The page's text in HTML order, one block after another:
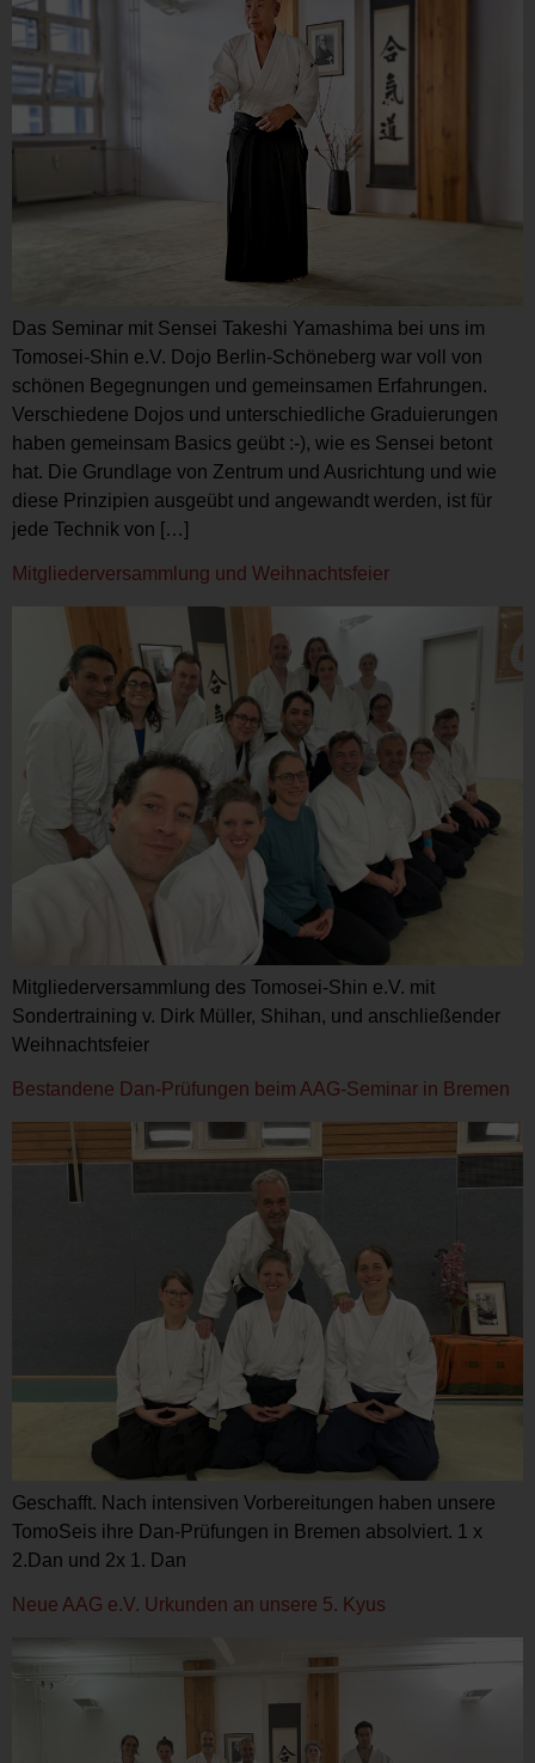
Das Seminar mit Sensei Takeshi Yamashima bei uns im
Tomosei-Shin e.V. Dojo Berlin-Schöneberg war voll von
schönen Begegnungen und gemeinsamen Erfahrungen.
Verschiedene Dojos und unterschiedliche Graduierungen
haben gemeinsam Basics geübt :-), wie es Sensei betont
hat. Die Grundlage von Zentrum und Ausrichtung und wie
diese Prinzipien ausgeübt und angewandt werden, ist für
jede Technik von […]
Mitgliederversammlung und Weihnachtsfeier
Mitgliederversammlung des Tomosei-Shin e.V. mit
Sondertraining v. Dirk Müller, Shihan, und anschließender
Weihnachtsfeier
Bestandene Dan-Prüfungen beim AAG-Seminar in Bremen
Geschafft. Nach intensiven Vorbereitungen haben unsere
TomoSeis ihre Dan-Prüfungen in Bremen absolviert. 1 x
2.Dan und 2x 1. Dan
Neue AAG e.V. Urkunden an unsere 5. Kyus